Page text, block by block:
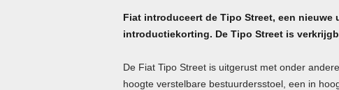
Fiat introduceert de Tipo Street, een
introductiekorting. De Tipo Street is
De Fiat Tipo Street is uitgerust met onder
hoogte verstelbare bestuurdersstoel, een in